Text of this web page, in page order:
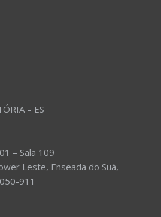
– ES
– Sala 109
Leste, Enseada do Suá,
911